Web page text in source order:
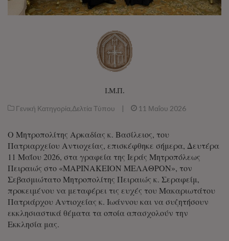
Ι.Μ.Π.
Γενική Κατηγορία,Δελτία Τύπου | 11 Μαΐου 2026
Ο Μητροπολίτης Αρκαδίας κ. Βασίλειος, του
Πατριαρχείου Αντιοχείας, επισκέφθηκε σήμερα, Δευτέρα
11 Μαΐου 2026, στα γραφεία της Ιεράς Μητροπόλεως
Πειραιώς στο «ΜΑΡΙΝΑΚΕΙΟΝ ΜΕΛΑΘΡΟΝ», τον
Σεβασμιώτατο Μητροπολίτης Πειραιώς κ. Σεραφείμ,
προκειμένου να μεταφέρει τις ευχές του Μακαριωτάτου
Πατριάρχου Αντιοχείας κ. Ιωάννου και να συζητήσουν
εκκλησιαστικά θέματα τα οποία απασχολούν την
Εκκλησία μας.